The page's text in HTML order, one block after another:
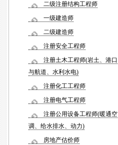
二级注册结构工程师
一级建造师
二级建造师
注册安全工程师
注册土木工程师(岩土、港口
与航道、水利水电)
注册化工工程师
注册电气工程师
注册公用设备工程师(暖通空
调、给水排水、动力)
房地产估价师